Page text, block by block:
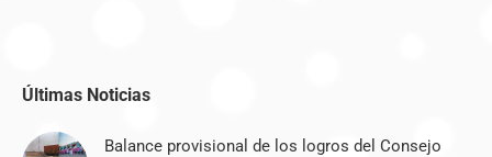
Últimas Noticias
Balance provisional de los logros del Consejo